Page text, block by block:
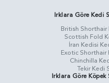
Irklara Göre Kedi
British
Scottish Fold
İran Kedisi
Exotic Shorthair
Chinchilla
Tekir Kedi
Irklara Göre